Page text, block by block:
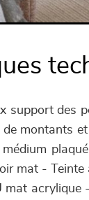
support des
montants
médium
mat -
mat acrylique